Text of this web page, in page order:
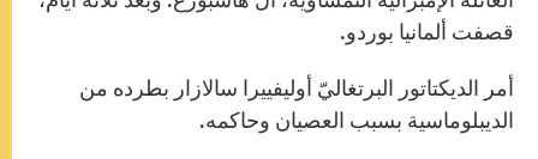
قصفت ألمانيا بوردو.
أمر الديكتاتور البرتغاليّ أوليفييرا سالازار بطرده من
الديبلوماسية بسبب العصيان وحاكمه.